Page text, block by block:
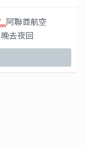
阿聯酋航空
晚去夜回